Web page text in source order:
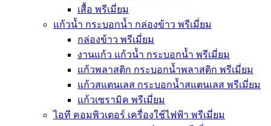
เสื้อ พรีเมี่ยม
แก้วน้ำ กระบอกน้ำ กล่องข้าว พรีเมี่ยม
กล่องข้าว พรีเมี่ยม
งานแก้ว แก้วน้ำ กระบอกน้ำ พรีเมี่ยม
แก้วพลาสติก กระบอกน้ำพลาสติก พรีเมี่ยม
แก้วสแตนเลส กระบอกน้ำสแตนเลส พรีเมี่ยม
แก้วเซรามิค พรีเมี่ยม
ไอที คอมพิวเตอร์ เครื่องใช้ไฟฟ้า พรีเมี่ยม